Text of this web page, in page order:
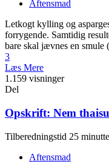
Aftensmad
Letkogt kylling og
forrygende. Samtidig
bare skal jævnes en smule
3
Læs Mere
1.159 visninger
Del
Opskrift: Nem
Tilberedningstid 25
Aftensmad